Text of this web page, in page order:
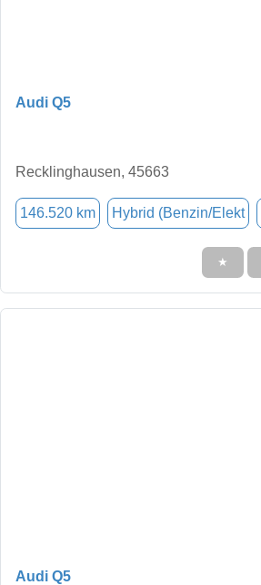
Audi Q5
Recklinghausen, 45663
146.520 km Hybrid (Benzin/Elekt
★
Audi Q5